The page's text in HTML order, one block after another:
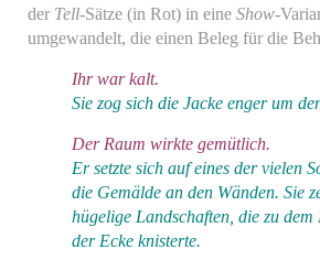
der Tell-Sätze (in Rot) in eine Show-
umgewandelt, die einen Beleg für die
Ihr war kalt.
Sie zog sich die Jacke enger um
Der Raum wirkte gemütlich.
Er setzte sich auf eines der vielen
die Gemälde an den Wänden. Sie
hügelige Landschaften, die zu dem
der Ecke knisterte.